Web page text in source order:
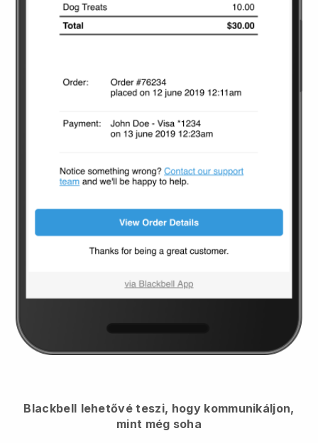
Blackbell lehetővé teszi, hogy kommunikáljon,
mint még soha